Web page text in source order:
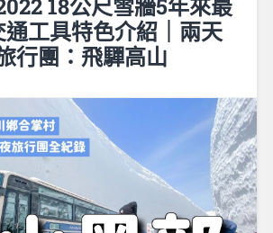
18公尺雪牆5年來最
工具特色介紹｜兩天
行團：飛驒高山